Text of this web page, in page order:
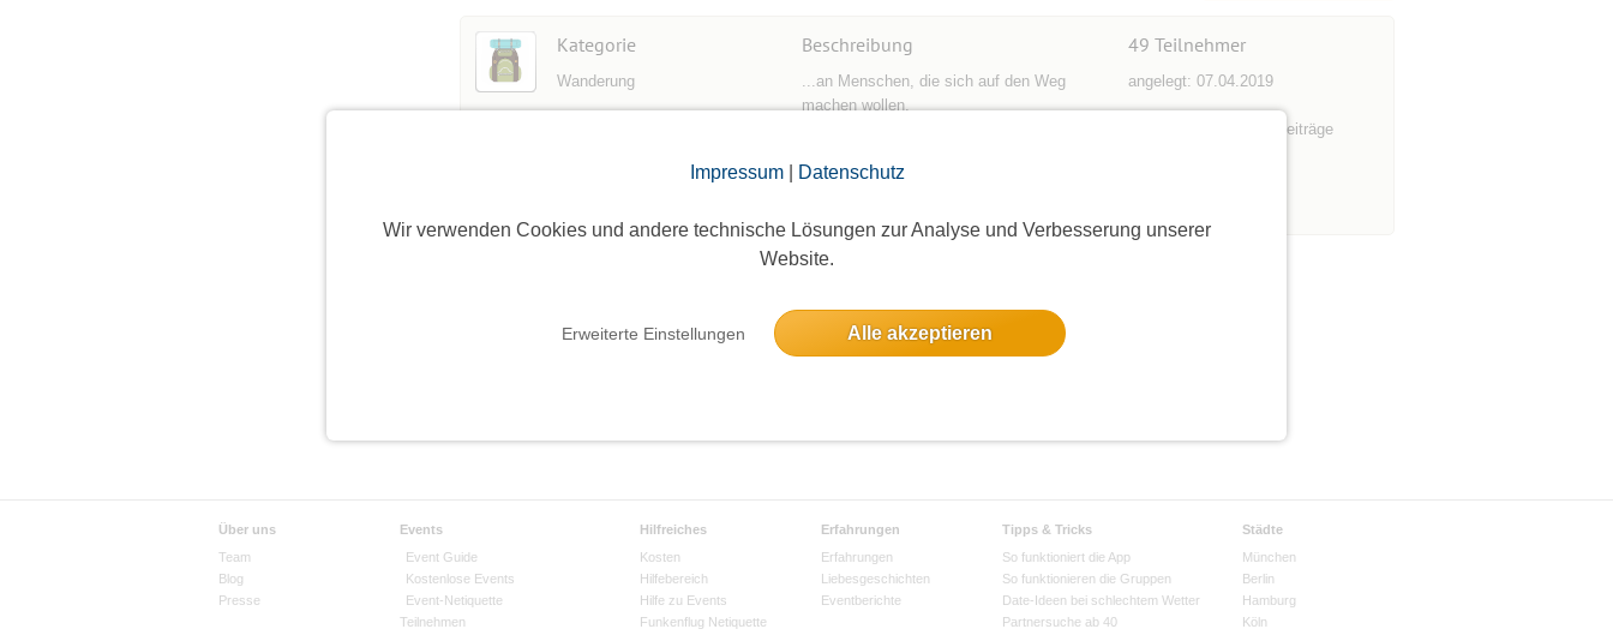
Impressum| Datenschutz
Wir verwenden Cookies und andere technische Lösungen zur Analyse und Verbesserung unserer
Website.
Erweiterte Einstellungen Alle akzeptieren
Kategorie
Wanderung
Beschreibung
...an Menschen, die sich auf den Weg
machen wollen,
49 Teilnehmer
angelegt: 07.04.2019
Nur Mitglieder sehen Beiträge
Über uns
Team
Blog
Presse
Events
Event Guide
Kostenlose Events
Event-Netiquette
Teilnehmen
Hilfreiches
Kosten
Hilfebereich
Hilfe zu Events
Funkenflug Netiquette
Erfahrungen
Erfahrungen
Liebesgeschichten
Eventberichte
Tipps & Tricks
So funktioniert die App
So funktionieren die Gruppen
Date-Ideen bei schlechtem Wetter
Partnersuche ab 40
Städte
München
Berlin
Hamburg
Köln